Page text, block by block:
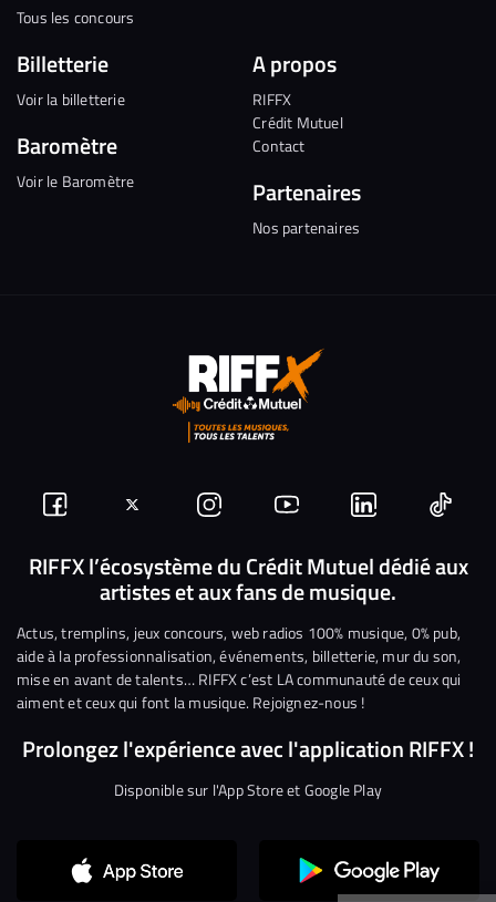
Continuer sans accepter
Tous les concours
Billetterie
Voir la billetterie
Baromètre
Voir le Baromètre
A propos
RIFFX
Crédit Mutuel
Contact
Partenaires
Nos partenaires
Suivez-
nous
Facebook
Suivez-
nous
sur
Twitter
Nous
rejoindre
sur
Instagram
Nous
rejoindre
sur
YouTube
Nous
rejoindre
sur
Linkedin
Nous
RIFFX l’écosystème du Crédit Mutuel dédié aux
artistes et aux fans de musique.
Actus, tremplins, jeux concours, web radios 100% musique, 0% pub,
aide à la professionnalisation, événements, billetterie, mur du son,
mise en avant de talents… RIFFX c’est LA communauté de ceux qui
aiment et ceux qui font la musique. Rejoignez-nous !
Prolongez l'expérience avec l'application RIFFX !
Disponible sur l'App Store et Google Play